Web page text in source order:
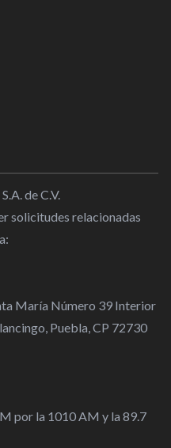
de C.V.
solicitudes relacionadas
María Número 39 Interior
Puebla, CP 72730
por la 1010 AM y la 89.7